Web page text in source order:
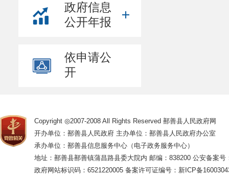
政府信息
公开年报
依申请公
开
Copyright ◎2007-2008 All Rights Reserved 鄯善县人民政府网
开办单位：鄯善县人民政府 主办单位：鄯善县人民政府办公室
承办单位：鄯善县信息服务中心（电子政务服务中心）
地址：鄯善县鄯善镇蒲昌路县委大院内 邮编：838200 公安备案号
政府网站标识码：6521220005 备案许可证编号：新ICP备